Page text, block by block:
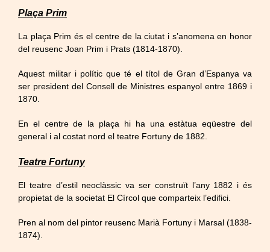
Plaça Prim
La plaça Prim és el centre de la ciutat i s’anomena en honor
del reusenc Joan Prim i Prats (1814-1870).
Aquest militar i polític que té el títol de Gran d’Espanya va
ser president del Consell de Ministres espanyol entre 1869 i
1870.
En el centre de la plaça hi ha una estàtua eqüestre del
general i al costat nord el teatre Fortuny de 1882.
Teatre Fortuny
El teatre d’estil neoclàssic va ser construït l’any 1882 i és
propietat de la societat El Círcol que comparteix l’edifici.
Pren al nom del pintor reusenc Marià Fortuny i Marsal (1838-
1874).